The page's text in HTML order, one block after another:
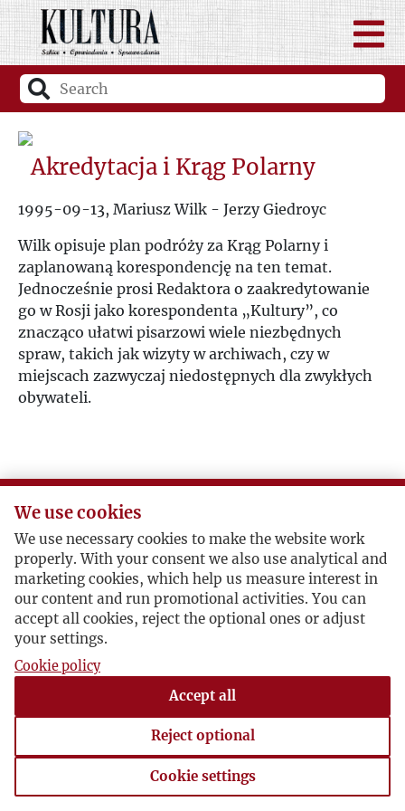
Akredytacja i Krąg Polarny
1995-09-13, Mariusz Wilk - Jerzy Giedroyc
Wilk opisuje plan podróży za Krąg Polarny i
zaplanowaną korespondencję na ten temat.
Jednocześnie prosi Redaktora o zaakredytowanie
go w Rosji jako korespondenta „Kultury”, co
znacząco ułatwi pisarzowi wiele niezbędnych
spraw, takich jak wizyty w archiwach, czy w
miejscach zazwyczaj niedostępnych dla zwykłych
obywateli.
We use cookies
We use necessary cookies to make the website work
properly. With your consent we also use analytical and
marketing cookies, which help us measure interest in
our content and run promotional activities. You can
accept all cookies, reject the optional ones or adjust
your settings.
Cookie policy
Accept all
Reject optional
Cookie settings
Cookie settings